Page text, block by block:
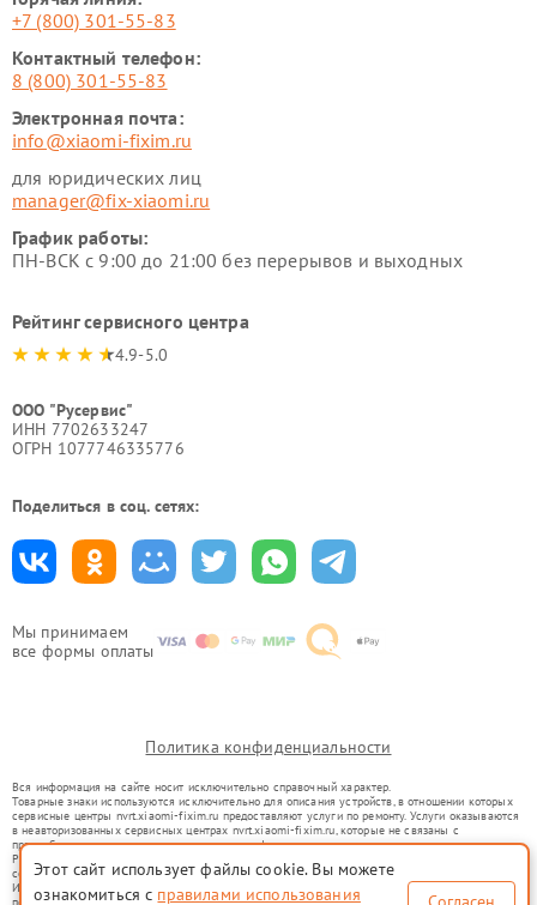
Мы принимаем
все формы оплаты
+7 (800) 301-55-83
Контактный телефон:
8 (800) 301-55-83
Электронная почта:
info@xiaomi-fixim.ru
для юридических лиц
manager@fix-xiaomi.ru
График работы:
ПН-ВСК с 9:00 до 21:00 без перерывов и выходных
Рейтинг сервисного центра
4.9-5.0
ООО "Русервис"
ИНН 7702633247
ОГРН 1077746335776
Поделиться в соц. сетях:
Политика конфиденциальности
Вся информация на сайте носит исключительно справочный характер.
Товарные знаки используются исключительно для описания устройств, в отношении которых
сервисные центры nvrt.xiaomi-fixim.ru предоставляют услуги по ремонту. Услуги оказываются
в неавторизованных сервисных центрах nvrt.xiaomi-fixim.ru, которые не связаны с
правообладателями товарных знаков или их официальными представителями.
Ремонт осуществляется для устройств, уже введенных в гражданский оборот в соответствии
со статьей 1487 ГК РФ.
Использование товарных знаков не преследует цели индивидуализации услуг или введения
Этот сайт использует файлы cookie. Вы можете
ознакомиться с правилами использования